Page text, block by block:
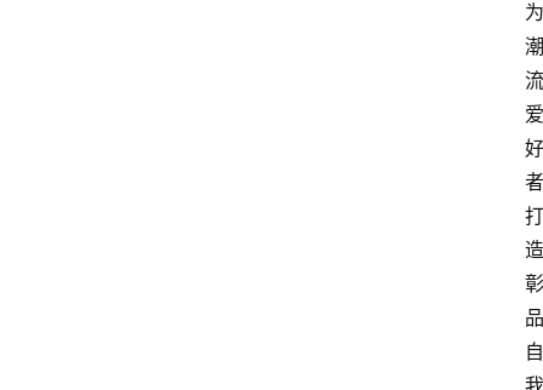
为
潮
流
爱
好
者
打
造
彰
品
自
我